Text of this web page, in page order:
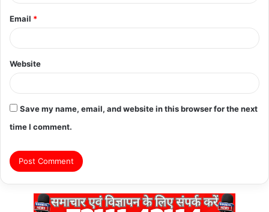
Email *
Website
Save my name, email, and website in this browser for the next
time I comment.